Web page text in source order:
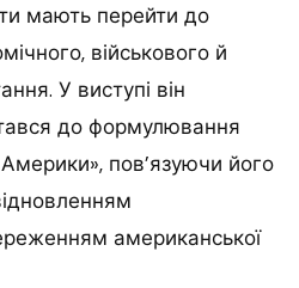
мають перейти до
військового й
У виступі він
до формулювання
пов’язуючи його
американської